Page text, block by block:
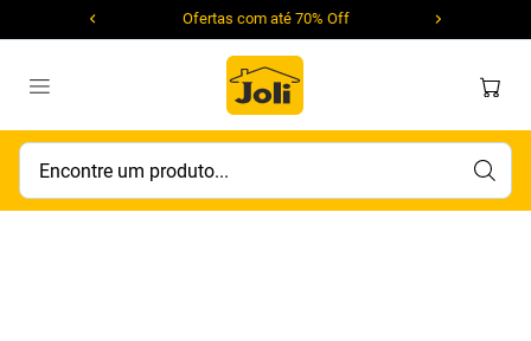
Ofertas com até 70% Off
Encontre um produto...